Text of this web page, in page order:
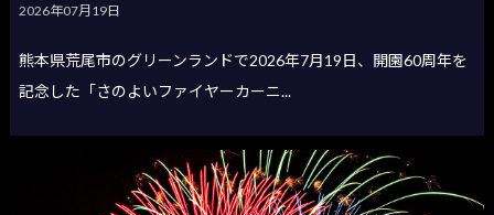
2026年07月19日
熊本県荒尾市のグリーンランドで2026年7月19日、開園60周年を
記念した「さのよいファイヤーカーニ...